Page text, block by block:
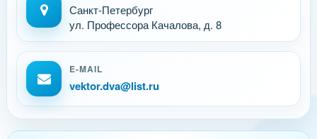
Санкт-Петербург
ул. Профессора Качалова, д. 8
E-MAIL
vektor.dva@list.ru